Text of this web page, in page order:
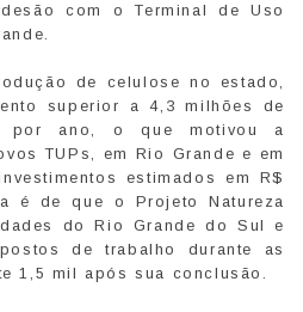
com o Terminal de Uso
de celulose no estado,
superior a 4,3 milhões de
por ano, o que motivou a
TUPs, em Rio Grande e em
estimados em R$
é de que o Projeto Natureza
do Rio Grande do Sul e
de trabalho durante as
1,5 mil após sua conclusão.